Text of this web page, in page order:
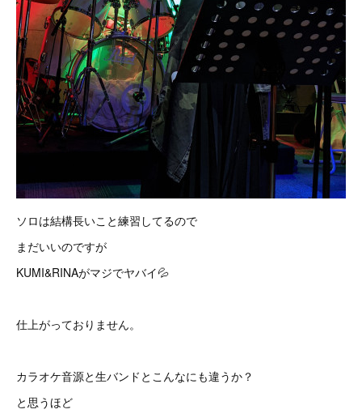
ソロは結構長いこと練習してるので
まだいいのですが
KUMI&RINAがマジでヤバイ💦
仕上がっておりません。
カラオケ音源と生バンドとこんなにも違うか？
と思うほど